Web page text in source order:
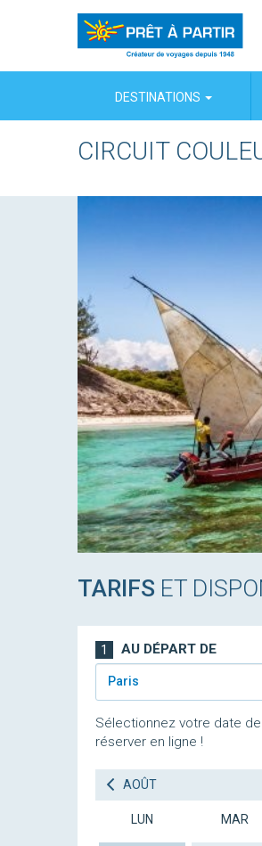
DESTINATIONS
CIRCUIT
TARIFS ET
1 AU DÉPART DE
Paris
Sélectionnez votre date
réserver en ligne !
AOÛT
LUN MAR